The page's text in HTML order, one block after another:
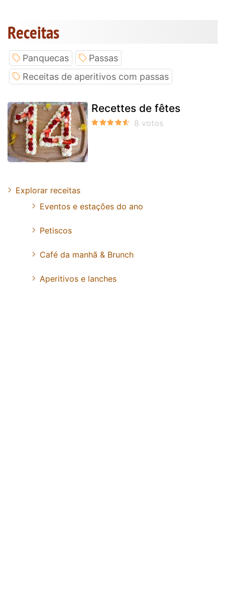
Receitas
Panquecas
Passas
Receitas de aperitivos com passas
Recettes de fêtes
Explorar receitas
Eventos e estações do ano
Petiscos
Café da manhã & Brunch
Aperitivos e lanches